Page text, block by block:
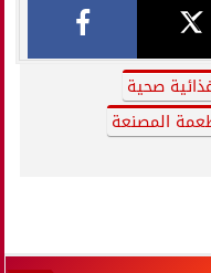
صحية
المصنعة